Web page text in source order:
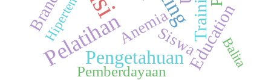
PelatihanPengetahuanEducation
AnemiaSiswa
Pemberdayaan
Balita
Hipertensi